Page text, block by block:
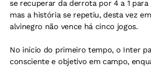
se recuperar da derrota por 4 a 1 para
mas a história se repetiu, desta vez
alvinegro não vence há cinco jogos.
No início do primeiro tempo, o Inter
consciente e objetivo em campo,